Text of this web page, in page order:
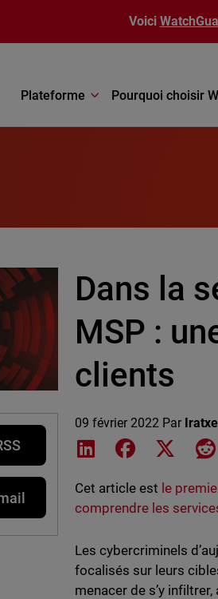
Voici
Plateforme Pourquoi choisir
Dans la
MSP :
clients
09 février 2022 Par
Share on LinkedIn
Share onShare
Cet article est le
comprendre les
Les cybercriminels
focalisés sur leurs
menacer de s’y